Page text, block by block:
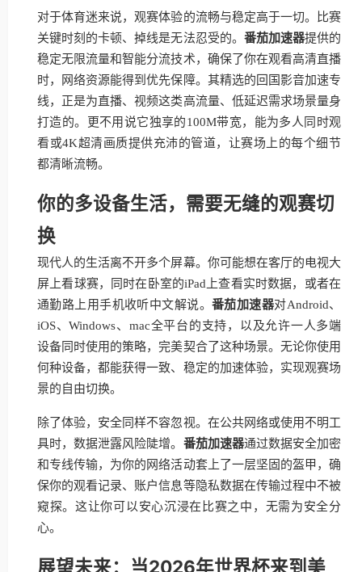
对于体育迷来说，观赛体验的流畅与稳定高于一切。比赛
关键时刻的卡顿、掉线是无法忍受的。 番茄加速器提供的
稳定无限流量和智能分流技术，确保了你在观看高清直播
时，网络资源能得到优先保障。其精选的回国影音加速专
线，正是为直播、视频这类高流量、低延迟需求场景量身
打造的。更不用说它独享的100M带宽，能为多人同时观
看或4K超清画质提供充沛的管道，让赛场上的每个细节
都清晰流畅。
你的多设备生活，需要无缝的观赛切
换
现代人的生活离不开多个屏幕。你可能想在客厅的电视大
屏上看球赛，同时在卧室的iPad上查看实时数据，或者在
通勤路上用手机收听中文解说。 番茄加速器对Android、
iOS、Windows、mac全平台的支持，以及允许一人多端
设备同时使用的策略，完美契合了这种场景。无论你使用
何种设备，都能获得一致、稳定的加速体验，实现观赛场
景的自由切换。
除了体验，安全同样不容忽视。在公共网络或使用不明工
具时，数据泄露风险陡增。 番茄加速器通过数据安全加密
和专线传输，为你的网络活动套上了一层坚固的盔甲，确
保你的观看记录、账户信息等隐私数据在传输过程中不被
窥探。这让你可以安心沉浸在比赛之中，无需为安全分
心。
展望未来：当2026年世界杯来到美